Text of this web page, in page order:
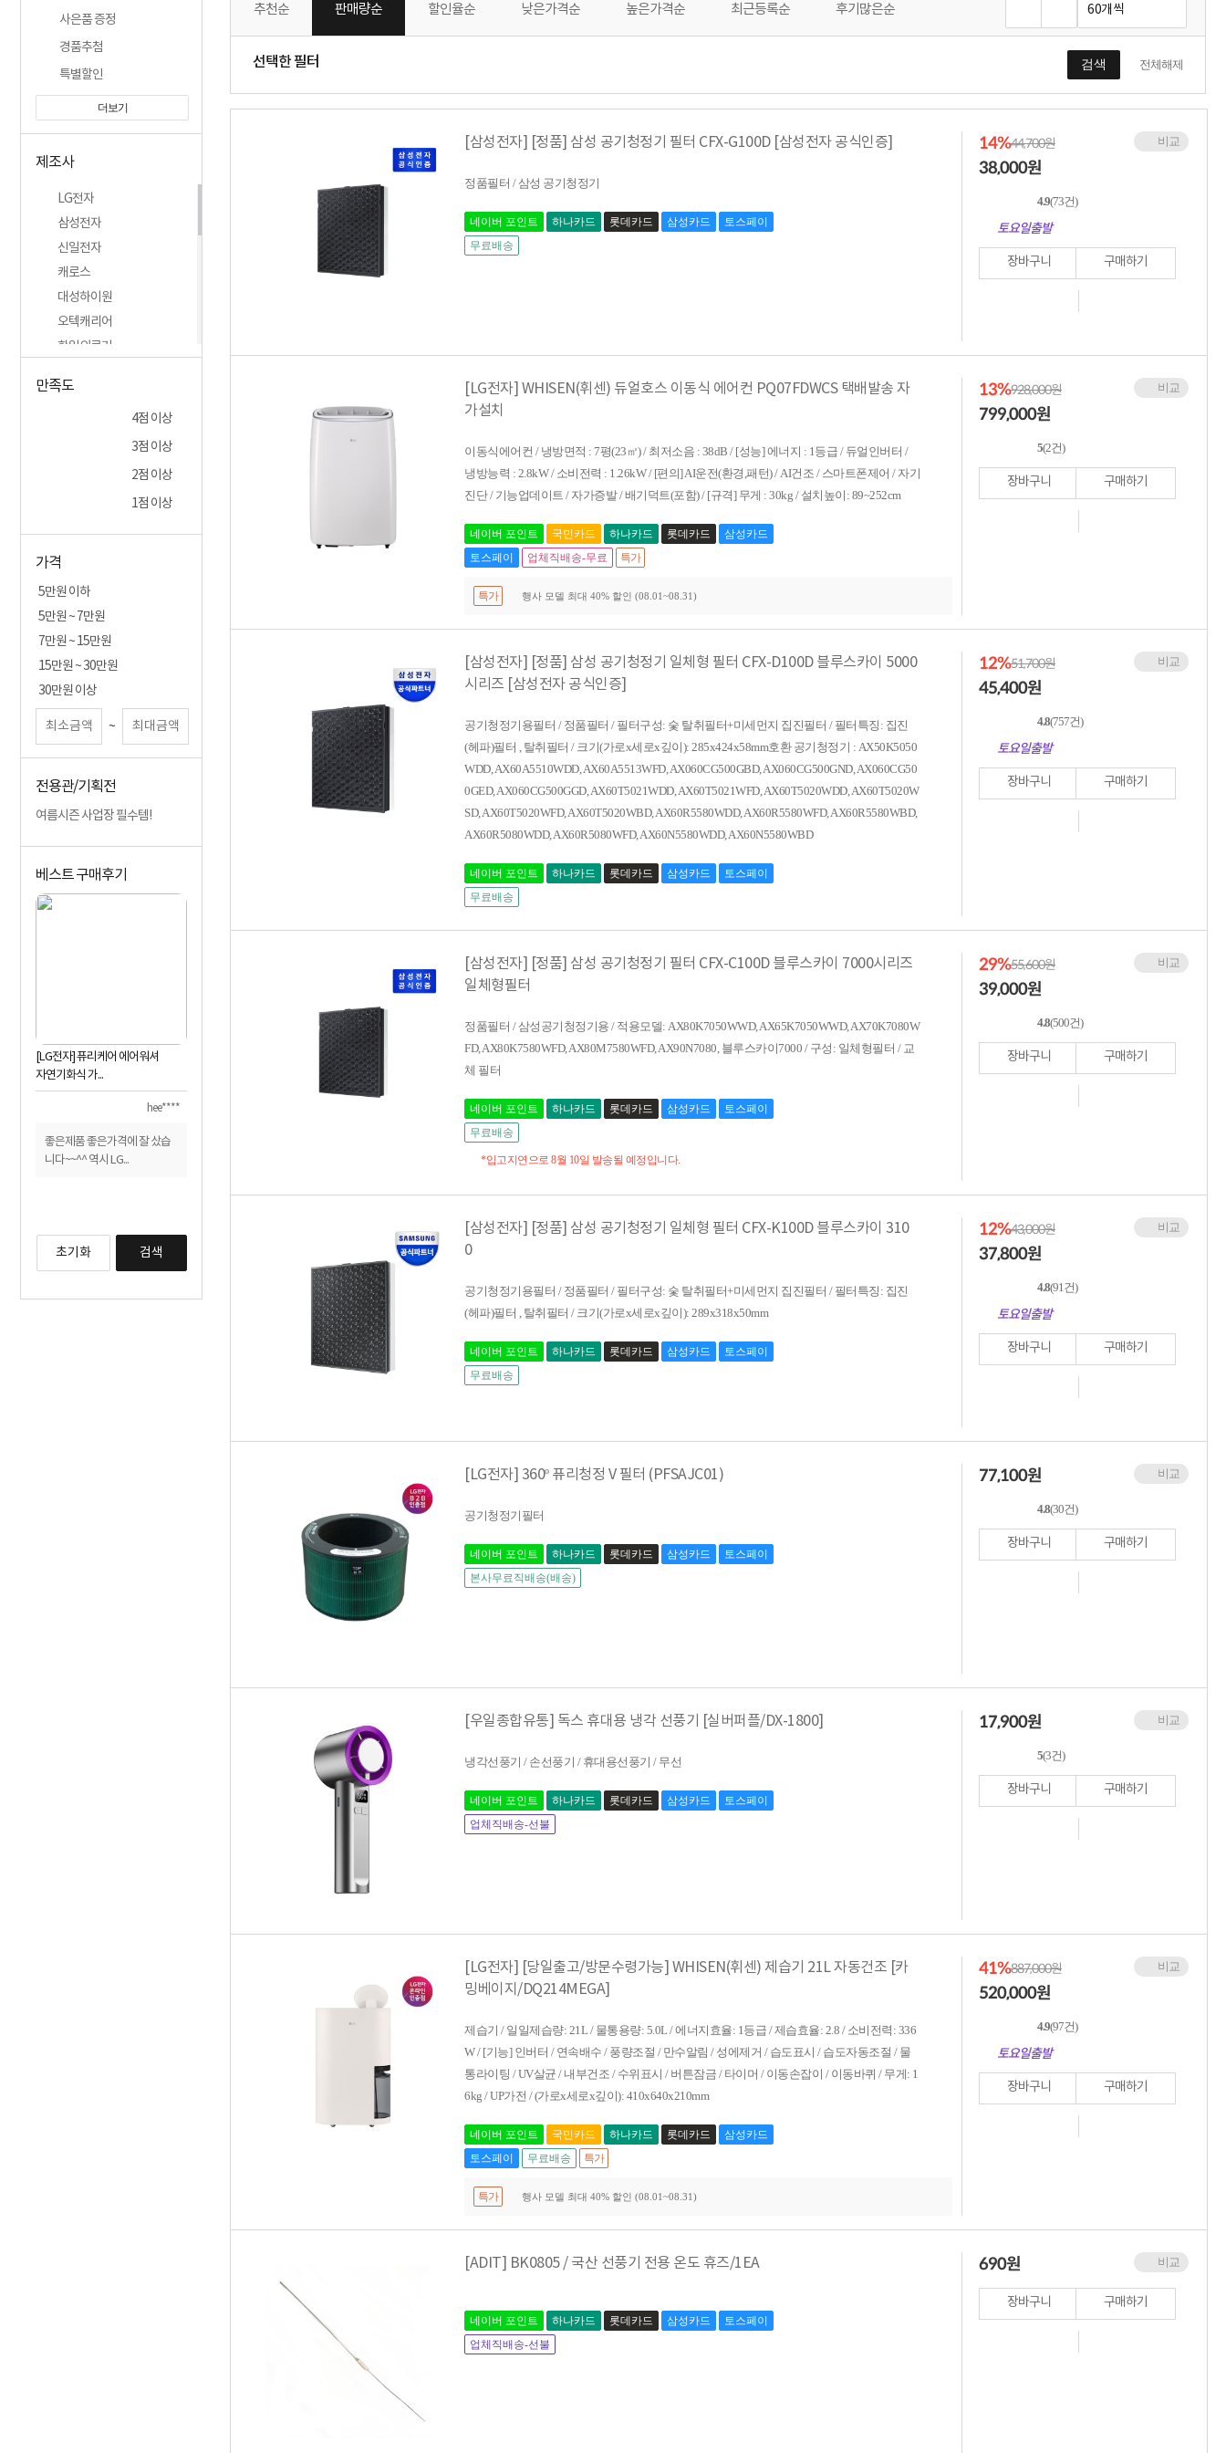
사은품 증정
경품추첨
특별할인
더보기
제조사
LG전자
삼성전자
신일전자
캐로스
대성하이원
오텍캐리어
한일의료기
홍진테크
먼지방어사령부
웰템
한일전기
모리츠
dyson
루메나
만족도
4점 이상
3점 이상
2점 이상
1점 이상
가격
5만원 이하
5만원 ~ 7만원
7만원 ~ 15만원
15만원 ~ 30만원
30만원 이상
~
전용관/기획전
여름시즌 사업장 필수템!
베스트 구매후기
[LG전자] 퓨리케어 에어워셔
자연기화식 가...
hee****
좋은제품 좋은가격에 잘 샀습
니다~~^^ 역시 LG...
초기화 검색
추천순 판매량순 할인율순 낮은가격순 높은가격순 최근등록순 후기많은순
선택한 필터 검색 전체해제
[삼성전자] [정품] 삼성 공기청정기 필터 CFX-G100D [삼성전자 공식인증]
정품필터 / 삼성 공기청정기
네이버 포인트 하나카드 롯데카드 삼성카드
토스페이
무료배송
비교
14%44,700원
38,000원
4.9(73건)
토요일출발
장바구니 구매하기
[LG전자] WHISEN(휘센) 듀얼호스 이동식 에어컨 PQ07FDWCS 택배발송 자
가설치
이동식에어컨 / 냉방면적 : 7평(23㎡) / 최저소음 : 38dB / [성능] 에너지 : 1등급 / 듀얼인버터 /
냉방능력 : 2.8kW / 소비전력 : 1.26kW / [편의] AI운전(환경,패턴) / AI건조 / 스마트폰제어 / 자기
진단 / 기능업데이트 / 자가증발 / 배기덕트(포함) / [규격] 무게 : 30kg / 설치높이: 89~252cm
네이버 포인트 국민카드 하나카드 롯데카드
삼성카드
토스페이
업체직배송-무료 특가
특가 행사 모델 최대 40% 할인 (08.01~08.31)
비교
13%928,000원
799,000원
5(2건)
장바구니 구매하기
[삼성전자] [정품] 삼성 공기청정기 일체형 필터 CFX-D100D 블루스카이 5000
시리즈 [삼성전자 공식인증]
공기청정기용필터 / 정품필터 / 필터구성: 숯 탈취필터+미세먼지 집진필터 / 필터특징: 집진
(헤파)필터 , 탈취필터 / 크기(가로x세로x깊이): 285x424x58mm호환 공기청정기 : AX50K5050
WDD, AX60A5510WDD, AX60A5513WFD, AX060CG500GBD, AX060CG500GND, AX060CG50
0GED, AX060CG500GGD, AX60T5021WDD, AX60T5021WFD, AX60T5020WDD, AX60T5020W
SD, AX60T5020WFD, AX60T5020WBD, AX60R5580WDD, AX60R5580WFD, AX60R5580WBD,
AX60R5080WDD, AX60R5080WFD, AX60N5580WDD, AX60N5580WBD
네이버 포인트 하나카드 롯데카드 삼성카드
토스페이
무료배송
비교
12%51,700원
45,400원
4.8(757건)
토요일출발
장바구니 구매하기
[삼성전자] [정품] 삼성 공기청정기 필터 CFX-C100D 블루스카이 7000시리즈
일체형필터
정품필터 / 삼성공기청정기용 / 적용모델: AX80K7050WWD, AX65K7050WWD, AX70K7080W
FD, AX80K7580WFD, AX80M7580WFD, AX90N7080, 블루스카이7000 / 구성: 일체형필터 / 교
체 필터
네이버 포인트 하나카드 롯데카드 삼성카드
토스페이
무료배송
*입고지연으로 8월 10일 발송될 예정입니다.
비교
29%55,600원
39,000원
4.8(500건)
장바구니 구매하기
[삼성전자] [정품] 삼성 공기청정기 일체형 필터 CFX-K100D 블루스카이 310
0
공기청정기용필터 / 정품필터 / 필터구성: 숯 탈취필터+미세먼지 집진필터 / 필터특징: 집진
(헤파)필터 , 탈취필터 / 크기(가로x세로x깊이): 289x318x50mm
네이버 포인트 하나카드 롯데카드 삼성카드
토스페이
무료배송
비교
12%43,000원
37,800원
4.8(91건)
토요일출발
장바구니 구매하기
[LG전자] 360º 퓨리청정 V 필터 (PFSAJC01)
공기청정기필터
네이버 포인트 하나카드 롯데카드 삼성카드
토스페이
본사무료직배송(배송)
비교
77,100원
4.8(30건)
장바구니 구매하기
[우일종합유통] 독스 휴대용 냉각 선풍기 [실버퍼플/DX-1800]
냉각선풍기 / 손선풍기 / 휴대용선풍기 / 무선
네이버 포인트 하나카드 롯데카드 삼성카드
토스페이
업체직배송-선불
비교
17,900원
5(3건)
장바구니 구매하기
[LG전자] [당일출고/방문수령가능] WHISEN(휘센) 제습기 21L 자동건조 [카
밍베이지/DQ214MEGA]
제습기 / 일일제습량: 21L / 물통용량: 5.0L / 에너지효율: 1등급 / 제습효율: 2.8 / 소비전력: 336
W / [기능] 인버터 / 연속배수 / 풍량조절 / 만수알림 / 성에제거 / 습도표시 / 습도자동조절 / 물
통라이팅 / UV살균 / 내부건조 / 수위표시 / 버튼잠금 / 타이머 / 이동손잡이 / 이동바퀴 / 무게: 1
6kg / UP가전 / (가로x세로x깊이): 410x640x210mm
네이버 포인트 국민카드 하나카드 롯데카드
삼성카드
토스페이
무료배송 특가
특가 행사 모델 최대 40% 할인 (08.01~08.31)
비교
41%887,000원
520,000원
4.9(97건)
토요일출발
장바구니 구매하기
[ADIT] BK0805 / 국산 선풍기 전용 온도 휴즈/1EA
네이버 포인트 하나카드 롯데카드 삼성카드
토스페이
업체직배송-선불
비교
690원
장바구니 구매하기